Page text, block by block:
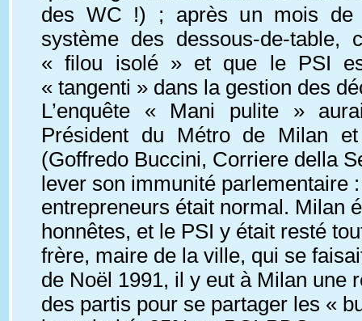
des WC !) ; après un mois de
système des dessous-de-table,
« filou isolé » et que le PSI
« tangenti » dans la gestion des
L’enquête « Mani pulite »
Président du Métro de Milan
(Goffredo Buccini, Corriere della
lever son immunité parlementaire
entrepreneurs était normal. Milan
honnêtes, et le PSI y était resté
frère, maire de la ville, qui se
de Noël 1991, il y eut à Milan une
des partis pour se partager les «